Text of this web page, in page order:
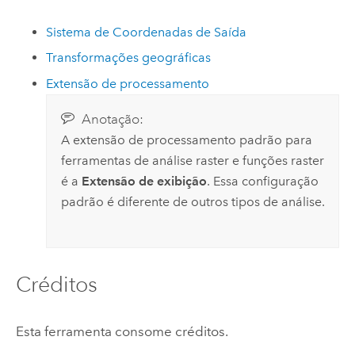
Sistema de Coordenadas de Saída
Transformações geográficas
Extensão de processamento
Anotação:
A extensão de processamento padrão para
ferramentas de análise raster e funções raster
é a Extensão de exibição. Essa configuração
padrão é diferente de outros tipos de análise.
Créditos
Esta ferramenta consome créditos.